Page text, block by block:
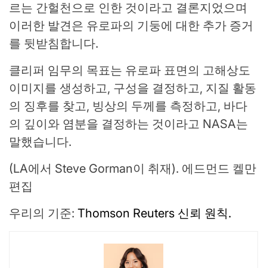
르는 간헐천으로 인한 것이라고 결론지었으며
이러한 발견은 유로파의 기둥에 대한 추가 증거
를 뒷받침합니다.
클리퍼 임무의 목표는 유로파 표면의 고해상도
이미지를 생성하고, 구성을 결정하고, 지질 활동
의 징후를 찾고, 빙상의 두께를 측정하고, 바다
의 깊이와 염분을 결정하는 것이라고 NASA는
말했습니다.
(LA에서 Steve Gorman이 취재). 에드먼드 켈만
편집
우리의 기준: Thomson Reuters 신뢰 원칙.